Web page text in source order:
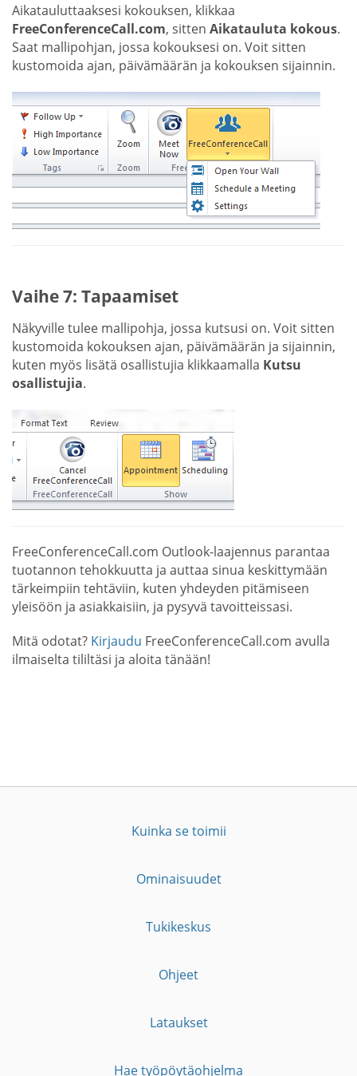
Aikatauluttaaksesi kokouksen, klikkaa
FreeConferenceCall.com, sitten Aikatauluta kokous.
Saat mallipohjan, jossa kokouksesi on. Voit sitten
kustomoida ajan, päivämäärän ja kokouksen sijainnin.
Vaihe 7: Tapaamiset
Näkyville tulee mallipohja, jossa kutsusi on. Voit sitten
kustomoida kokouksen ajan, päivämäärän ja sijainnin,
kuten myös lisätä osallistujia klikkaamalla Kutsu
osallistujia.
FreeConferenceCall.com Outlook-laajennus parantaa
tuotannon tehokkuutta ja auttaa sinua keskittymään
tärkeimpiin tehtäviin, kuten yhdeyden pitämiseen
yleisöön ja asiakkaisiin, ja pysyvä tavoitteissasi.
Mitä odotat? Kirjaudu FreeConferenceCall.com avulla
ilmaiselta tililtäsi ja aloita tänään!
Kuinka se toimii
Ominaisuudet
Tukikeskus
Ohjeet
Lataukset
Hae työpöytäohjelma